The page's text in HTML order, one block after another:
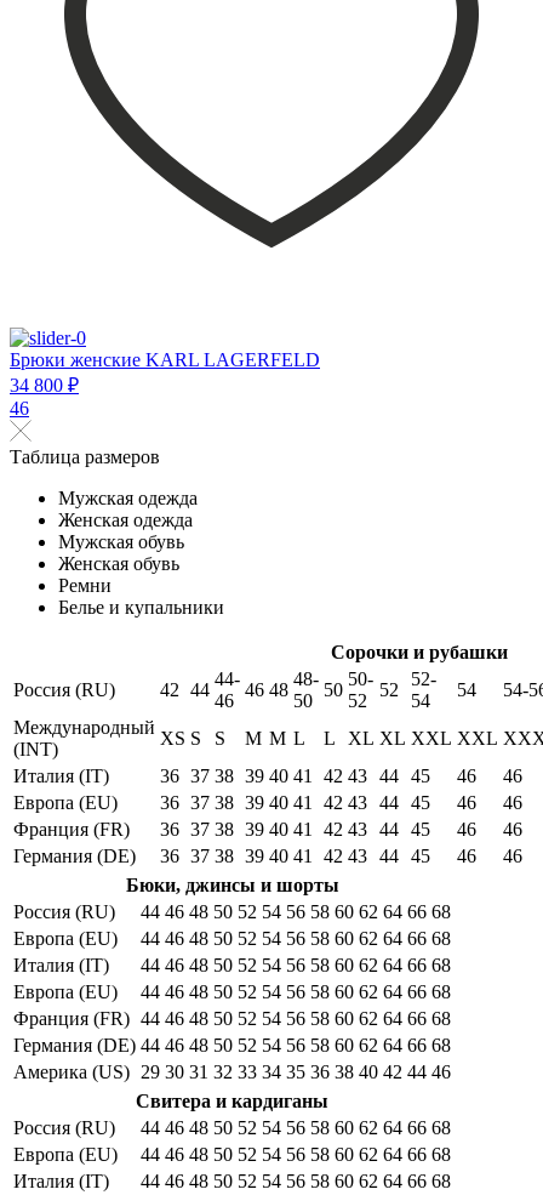
Брюки женские KARL LAGERFELD
34 800 ₽
46
Таблица размеров
Мужская одежда
Женская одежда
Мужская обувь
Женская обувь
Ремни
Белье и купальники
Сорочки и рубашки
Россия (RU)
42 44
44-
46
46 48
48-
50
50
50-
52
52
52-
54
54
54-
Международный
(INT)
XS S S M M L L XL XL XXL XXL
Италия (IT)
36 37 38 39 40 41 42 43 44 45 46
46
Европа (EU)
36 37 38 39 40 41 42 43 44 45 46
46
Франция (FR)
36 37 38 39 40 41 42 43 44 45 46
46
Германия (DE)
36 37 38 39 40 41 42 43 44 45 46
46
Бюки, джинсы и шорты
Россия (RU)
44 46 48 50 52 54 56 58 60 62 64 66 68
Европа (EU)
44 46 48 50 52 54 56 58 60 62 64 66 68
Италия (IT)
44 46 48 50 52 54 56 58 60 62 64 66 68
Европа (EU)
44 46 48 50 52 54 56 58 60 62 64 66 68
Франция (FR) 44 46 48 50 52 54 56 58 60 62 64 66 68
Германия (DE) 44 46 48 50 52 54 56 58 60 62 64 66 68
Америка (US) 29 30 31 32 33 34 35 36 38 40 42 44 46
Свитера и кардиганы
Россия (RU)
44 46 48 50 52 54 56 58 60 62 64 66 68
Европа (EU)
44 46 48 50 52 54 56 58 60 62 64 66 68
Италия (IT)
44 46 48 50 52 54 56 58 60 62 64 66 68